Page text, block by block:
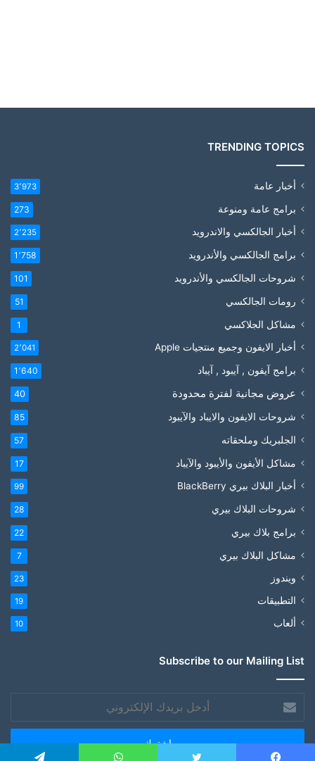
TRENDING TOPICS
أخبار عامة 3٬973
برامج عامة ومنوعة 273
أخبار الجالكسي والاندرويد 2٬235
برامج الجالكسي والأندرويد 1٬758
شروحات الجالكسي والأندرويد 101
رومات الجالكسي 51
مشاكل الجلاكسي 1
أخبار الايفون وجميع منتجيات Apple 2٬041
برامج آيفون , آيبود , آيباد 1٬640
عروض مجانية لفترة محدودة 40
شروحات الايفون والايباد والآيبود 85
الجلبريك وملحقاته 57
مشاكل الأيفون والأيبود والآيباد 17
أخبار البلاك بيري BlackBerry 99
شروحات البلاك بيري 28
برامج بلاك بيري 22
مشاكل البلاك بيري 7
ويندوز 23
التطبيقات 19
ألعاب 10
Subscribe to our Mailing List
بريدك
الإلكتروني